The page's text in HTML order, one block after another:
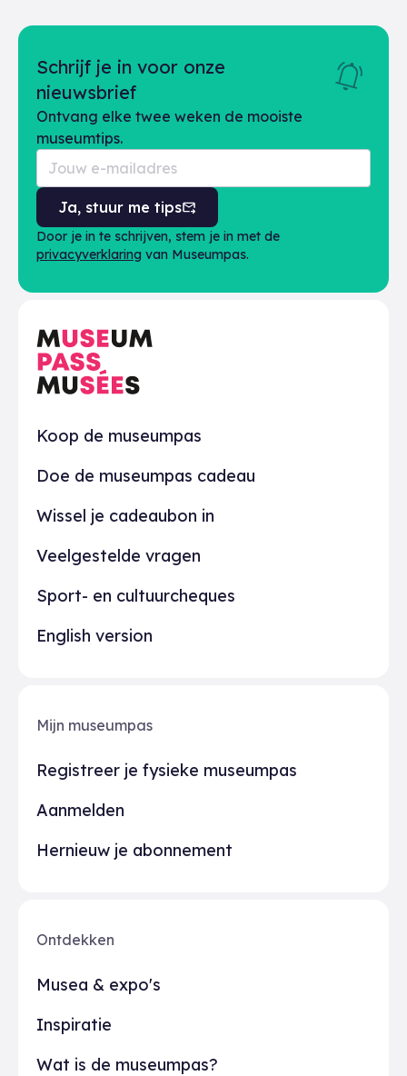
Praktisch
Koop de museumpas
Doe de museumpas cadeau
Wissel je cadeaubon in
Veelgestelde vragen
Sport- en cultuurcheques
English version
Schrijf je in voor onze
nieuwsbrief
Ontvang elke twee weken de mooiste
museumtips.
Ja, stuur me tips
Door je in te schrijven, stem je in met de
privacyverklaring van Museumpas.
Ontdekken
Musea & expo's
Inspiratie
Wat is de museumpas?
Mijn museumpas
Registreer je fysieke museumpas
Aanmelden
Hernieuw je abonnement